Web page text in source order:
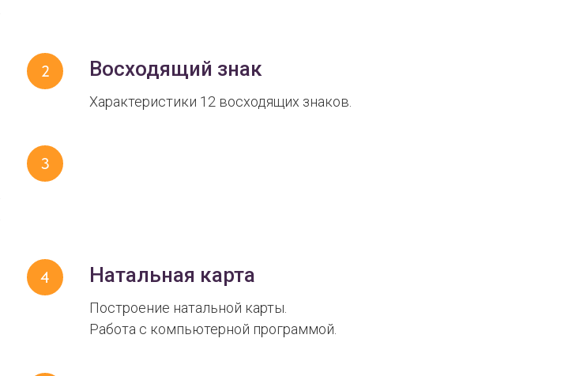
Восходящий знак
Характеристики 12 восходящих знаков.
Натальная карта
Построение натальной карты.
Работа с компьютерной программой.